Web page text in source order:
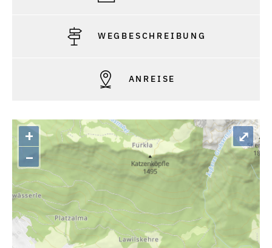
WEGBESCHREIBUNG
ANREISE
+
–
⤢